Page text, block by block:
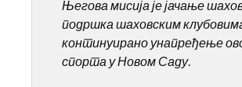
Његова мисија је јачање
подршка шаховским
континуирано унапређење
спорта у Новом Саду.